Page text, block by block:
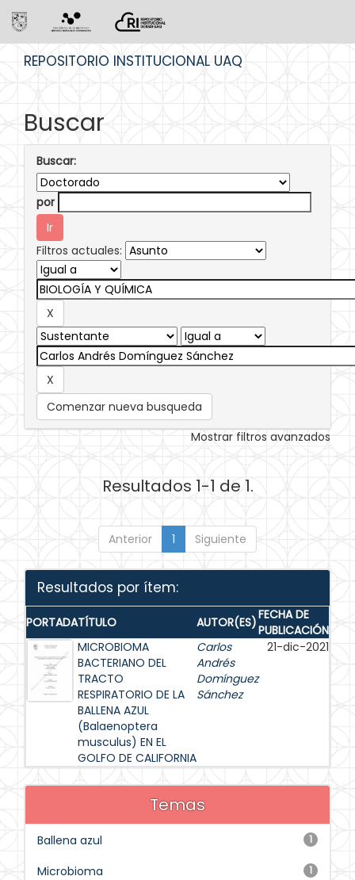
REPOSITORIO INSTITUCIONAL UAQ
Buscar
Buscar:
por
Filtros actuales:
Comenzar nueva busqueda
Mostrar filtros avanzados
Resultados 1-1 de 1.
Anterior 1 Siguiente
Resultados por ítem:
PORTADATÍTULO AUTOR(ES)FECHA DE
PUBLICACIÓN
MICROBIOMA
BACTERIANO DEL
TRACTO
RESPIRATORIO DE LA
BALLENA AZUL
(Balaenoptera
musculus) EN EL
GOLFO DE CALIFORNIA
Carlos
Andrés
Domínguez
Sánchez
21-dic-2021
Temas
1
Ballena azul
1
Microbioma